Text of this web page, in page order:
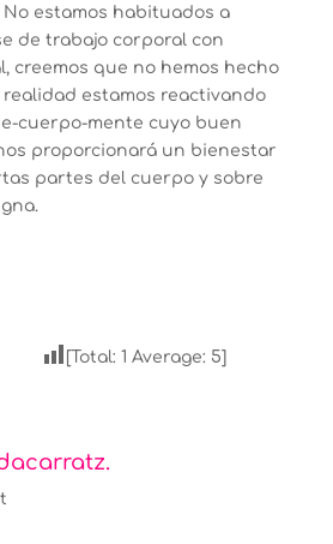
estamos habituados a
de trabajo corporal con
creemos que no hemos hecho
estamos reactivando
cuerpo-mente cuyo buen
proporcionará un bienestar
partes del cuerpo y sobre
[Total: 1 Average: 5]